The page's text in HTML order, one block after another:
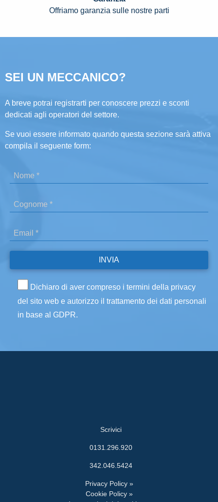
Offriamo garanzia sulle nostre parti
SEI UN MECCANICO?
A breve potrai registrarti per conoscere prezzi e sconti
dedicati agli operatori del settore.
Se vuoi essere informato quando questa sezione sarà attiva
compila il seguente form:
Dichiaro di aver compreso i termini della privacy
del sito web e autorizzo il trattamento dei dati personali
in base al GDPR.
Scrivici
0131.296.920
342.046.5424
Privacy Policy »
Cookie Policy »